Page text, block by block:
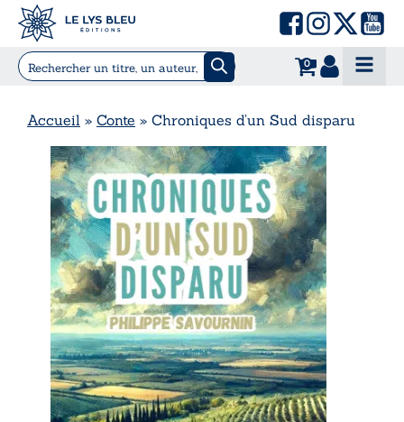
0
Accueil » Conte » Chroniques d’un Sud disparu